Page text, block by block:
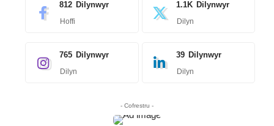
812 Dilynwyr
Hoffi
1.1K Dilynwyr
Dilyn
765 Dilynwyr
Dilyn
39 Dilynwyr
Dilyn
- Cofrestru -